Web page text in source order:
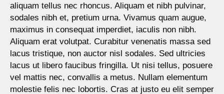
aliquam tellus nec rhoncus. Aliquam et nibh pulvinar,
sodales nibh et, pretium urna. Vivamus quam augue,
maximus in consequat imperdiet, iaculis non nibh.
Aliquam erat volutpat. Curabitur venenatis massa sed
lacus tristique, non auctor nisl sodales. Sed ultricies
lacus ut libero faucibus fringilla. Ut nisi tellus, posuere
vel mattis nec, convallis a metus. Nullam elementum
molestie felis nec lobortis. Cras at justo eu elit semper